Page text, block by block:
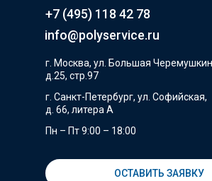
+7 (495) 118 42 78
info@polyservice.ru
ОСТАВИТЬ ЗАЯВКУ
г. Москва, ул. Большая
д.25, стр.97
г. Санкт-Петербург, ул. Софийская,
д. 66, литера А
Пн – Пт 9:00 – 18:00